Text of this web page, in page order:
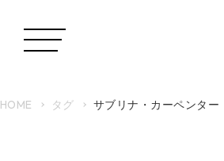
HOME タグ サブリナ・カーペンター